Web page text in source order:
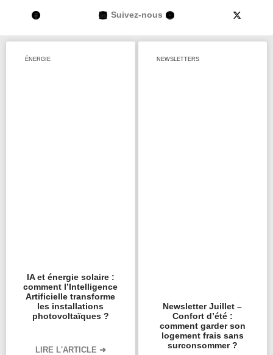
Suivez-nous
ÉNERGIE
IA et énergie solaire :
comment l’Intelligence
Artificielle transforme
les installations
photovoltaïques ?
LIRE L'ARTICLE ➜
NEWSLETTERS
Newsletter Juillet –
Confort d’été :
comment garder son
logement frais sans
surconsommer ?